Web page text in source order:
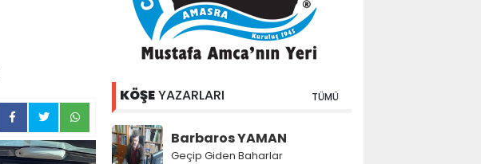
KÖŞEYAZARLARI TÜMÜ
Barbaros YAMAN
Geçip Giden Baharlar